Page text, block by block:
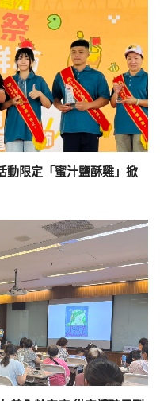
限定「蜜汁鹽酥雞」掀